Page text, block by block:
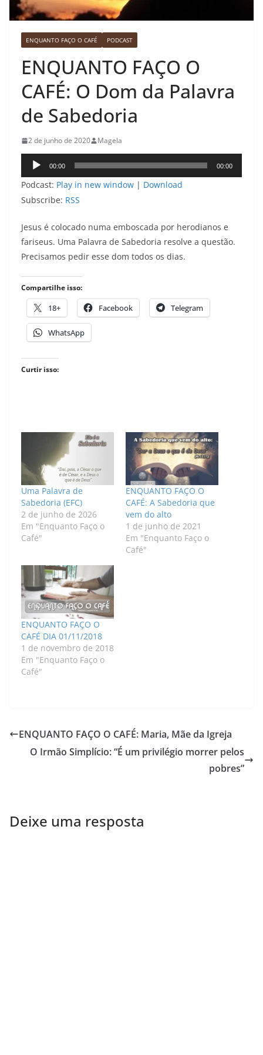
ENQUANTO FAÇO O CAFÉ PODCAST
ENQUANTO FAÇO O
CAFÉ: O Dom da Palavra
de Sabedoria
2 de junho de 2020 Magela
Tocador
de
áudio
00:00 00:00
Podcast: Play in new window | Download
Subscribe: RSS
Jesus é colocado numa emboscada por herodianos e
fariseus. Uma Palavra de Sabedoria resolve a questão.
Precisamos pedir esse dom todos os dias.
Compartilhe isso:
18+ Facebook Telegram
WhatsApp
Curtir isso:
Uma Palavra de
Sabedoria (EFC)
2 de junho de 2026
Em "Enquanto Faço o
Café"
ENQUANTO FAÇO O
CAFÉ: A Sabedoria que
vem do alto
1 de junho de 2021
Em "Enquanto Faço o
Café"
ENQUANTO FAÇO O
CAFÉ DIA 01/11/2018
1 de novembro de 2018
Em "Enquanto Faço o
Café"
ENQUANTO FAÇO O CAFÉ: Maria, Mãe da Igreja
O Irmão Simplício: “É um privilégio morrer pelos
pobres”
Deixe uma resposta